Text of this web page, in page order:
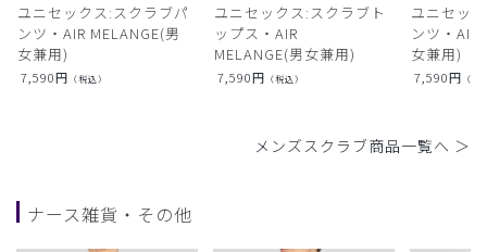
ユニセックス:スクラブパ
ンツ・AIR MELANGE(男
女兼用)
7,590円 （税込）
ユニセックス:スクラブト
ップス・AIR
MELANGE(男女兼用)
7,590円 （税込）
ユニセッ
ンツ・AIR
女兼用)
7,590円 （税
メンズスクラブ商品一覧へ ＞
ナース雑貨・その他